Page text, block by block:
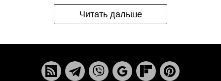
Читать дальше